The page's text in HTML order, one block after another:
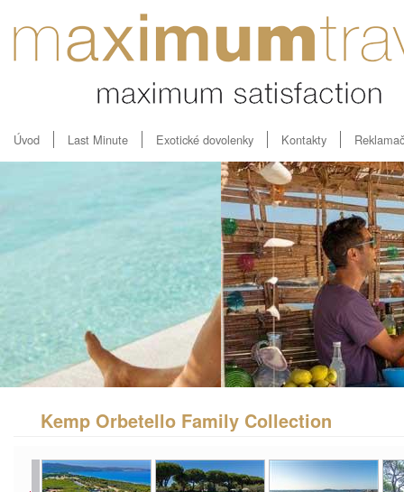
Úvod Last Minute Exotické dovolenky Kontakty
Kemp Orbetello Family Collection